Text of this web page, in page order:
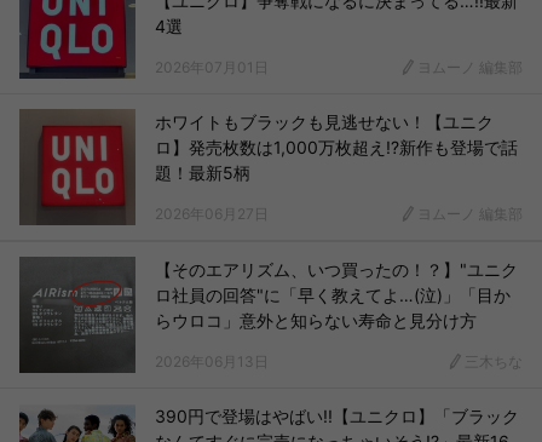
4選
2026年07月01日 ヨムーノ 編集部
ホワイトもブラックも見逃せない！【ユニク
ロ】発売枚数は1,000万枚超え!?新作も登場で話
題！最新5柄
2026年06月27日 ヨムーノ 編集部
【そのエアリズム、いつ買ったの！？】"ユニク
ロ社員の回答"に「早く教えてよ…(泣)」「目か
らウロコ」意外と知らない寿命と見分け方
2026年06月13日 三木ちな
390円で登場はやばい!!【ユニクロ】「ブラック